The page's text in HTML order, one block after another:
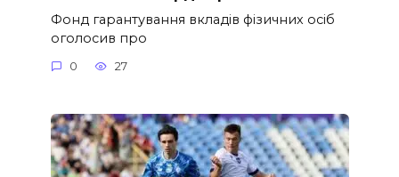
Фонд гарантування вкладів фізичних осіб
оголосив про
0 27